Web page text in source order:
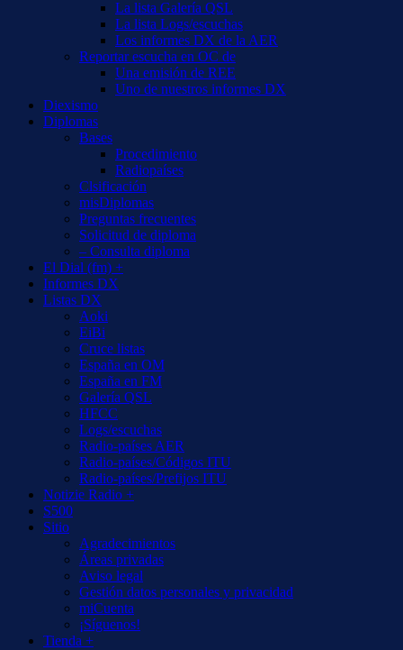
La lista Galería QSL
La lista Logs/escuchas
Los informes DX de la AER
Reportar escucha en OC de
Una emisión de REE
Uno de nuestros informes DX
Diexismo
Diplomas
Bases
Procedimiento
Radiopaíses
Clsificación
misDiplomas
Preguntas frecuentes
Solicitud de diploma
– Consulta diploma
El Dial (fm) +
Informes DX
Listas DX
Aoki
EiBi
Cruce listas
España en OM
España en FM
Galería QSL
HFCC
Logs/escuchas
Radio-países AER
Radio-países/Códigos ITU
Radio-países/Prefijos ITU
Notizie Radio +
S500
Sitio
Agradecimientos
Áreas privadas
Aviso legal
Gestión datos personales y privacidad
miCuenta
¡Síguenos!
Tienda +